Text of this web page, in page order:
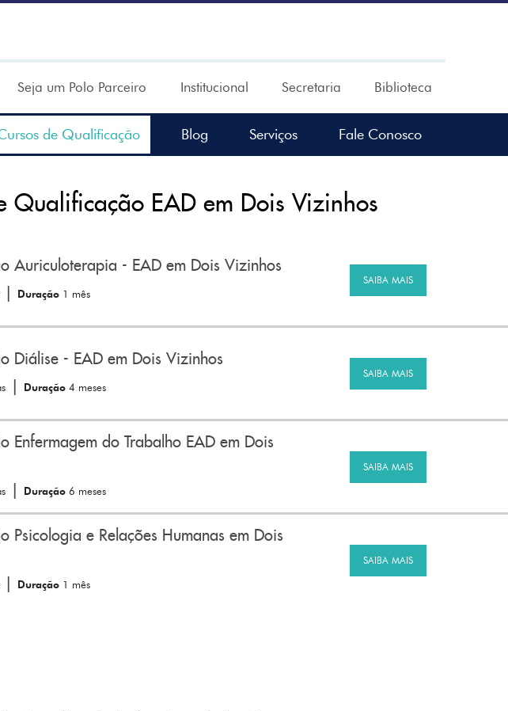
Seja um Polo Parceiro Institucional Secretaria Biblioteca
de Qualificação Blog Serviços Fale Conosco
Qualificação EAD em Dois Vizinhos
Auriculoterapia - EAD em Dois Vizinhos
| Duração 1 mês
SAIBA MAIS
Diálise - EAD em Dois Vizinhos
| Duração4 meses
SAIBA MAIS
Enfermagem do Trabalho EAD em Dois
| Duração6 meses
SAIBA MAIS
Psicologia e Relações Humanas em Dois
| Duração 1 mês
SAIBA MAIS